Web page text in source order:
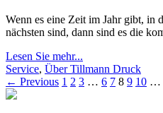
Wenn es eine Zeit im Jahr gibt, in
nächsten sind, dann sind es die
Lesen Sie mehr...
Service, Über Tillmann Druck
← Previous 1 2 3 … 6 7 8 9 10 …